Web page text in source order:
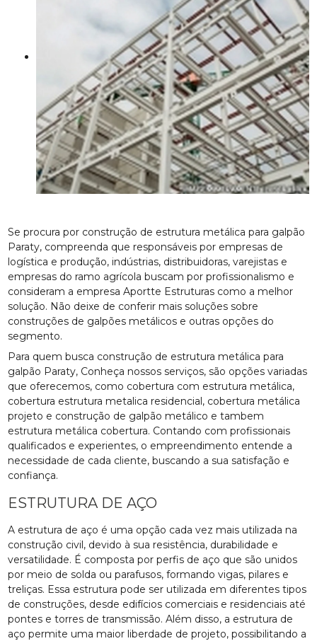
Se procura por construção de estrutura metálica para galpão
Paraty, compreenda que responsáveis por empresas de
logística e produção, indústrias, distribuidoras, varejistas e
empresas do ramo agrícola buscam por profissionalismo e
consideram a empresa Aportte Estruturas como a melhor
solução. Não deixe de conferir mais soluções sobre
construções de galpões metálicos e outras opções do
segmento.
Para quem busca construção de estrutura metálica para
galpão Paraty, Conheça nossos serviços, são opções variadas
que oferecemos, como cobertura com estrutura metálica,
cobertura estrutura metalica residencial, cobertura metálica
projeto e construção de galpão metálico e tambem
estrutura metálica cobertura. Contando com profissionais
qualificados e experientes, o empreendimento entende a
necessidade de cada cliente, buscando a sua satisfação e
confiança.
ESTRUTURA DE AÇO
A estrutura de aço é uma opção cada vez mais utilizada na
construção civil, devido à sua resistência, durabilidade e
versatilidade. É composta por perfis de aço que são unidos
por meio de solda ou parafusos, formando vigas, pilares e
treliças. Essa estrutura pode ser utilizada em diferentes tipos
de construções, desde edifícios comerciais e residenciais até
pontes e torres de transmissão. Além disso, a estrutura de
aço permite uma maior liberdade de projeto, possibilitando a